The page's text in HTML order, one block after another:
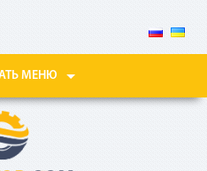
МЕНЮ
Покупайте товары
в рассрочку до 24
ежемесячной